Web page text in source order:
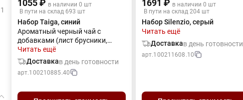
1
1055 ₽ в наличии 0 шт
В пути на склад 693 шт
Набор Taiga, синий
Ароматный черный чай с
добавками (лист брусники,
мальва, календула,
можжевельник, боярышник,
клюква, мята) и термокружка —
чтобы насладиться глотком
каменных джунглей.
Читать ещё
Доставкав день готовности
арт.100210885.40
1691 ₽ в наличии 0 шт
В пути на склад 204 шт
Набор Silenzio, серый
Читать ещё
Доставкав день готовности
арт.100211608.10